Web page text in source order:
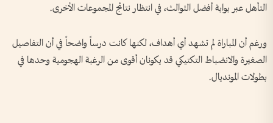
التأهل عبر بوابة أفضل الثوالث، في انتظار نتائج المجموعات الأخرى.
ورغم أن المباراة لم تشهد أي أهداف، لكنها كانت درساً واضحاً في أن التفاصيل
الصغيرة والانضباط التكتيكي قد يكونان أقوى من الرغبة الهجومية وحدها في
بطولات المونديال.